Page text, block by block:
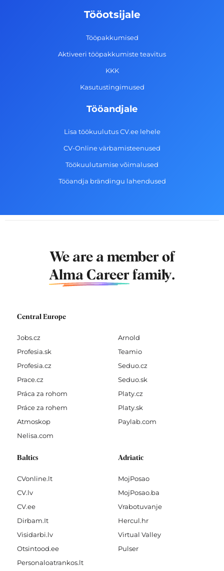
-
g
r
a
m
d
i
n
Tööotsijale
Tööpakkumised
Aktiveeri tööpakkumiste teavitus
KKK
Kasutustingimused
Tööandjale
Lisa töökuulutus CV.ee lehele
CV-Online värbamisteenused
Töökuulutamise võimalused
Tööandja brändingu lahendused
We are a member of
Alma Career family.
Central Europe
Jobs.cz
Profesia.sk
Profesia.cz
Prace.cz
Práca za rohom
Práce za rohem
Atmoskop
Nelisa.com
Arnold
Teamio
Seduo.cz
Seduo.sk
Platy.cz
Platy.sk
Paylab.com
Baltics
CVonline.lt
CV.lv
CV.ee
Dirbam.It
Visidarbi.lv
Otsintood.ee
Personaloatrankos.lt
Adriatic
MojPosao
MojPosao.ba
Vrabotuvanje
Hercul.hr
Virtual Valley
Pulser